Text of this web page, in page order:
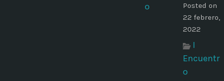
Posted on
22 febrero,
2022
I
Encuentr
o